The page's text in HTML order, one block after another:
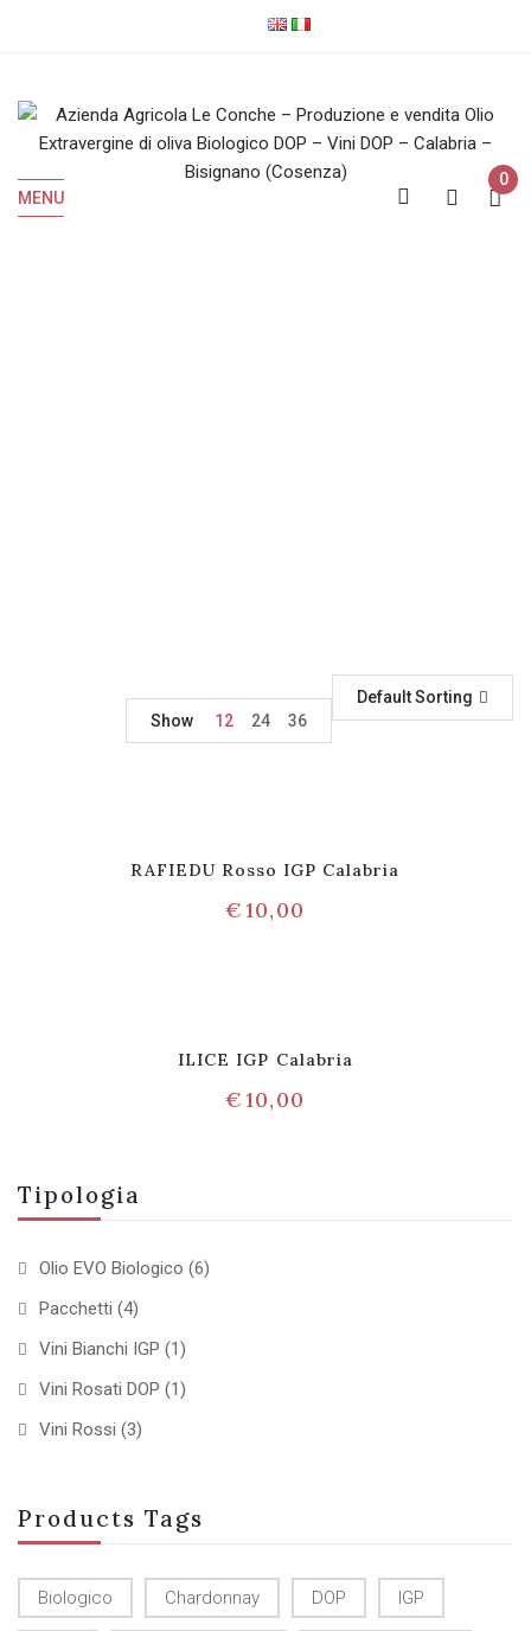
MENU
0
Tipologia
Olio EVO Biologico (6)
Pacchetti (4)
Vini Bianchi IGP (1)
Vini Rosati DOP (1)
Vini Rossi (3)
Products Tags
Biologico Chardonnay DOP IGP
Default Sorting
Show
12 24 36
RAFIEDU Rosso IGP Calabria
€10,00
ILICE IGP Calabria
€10,00